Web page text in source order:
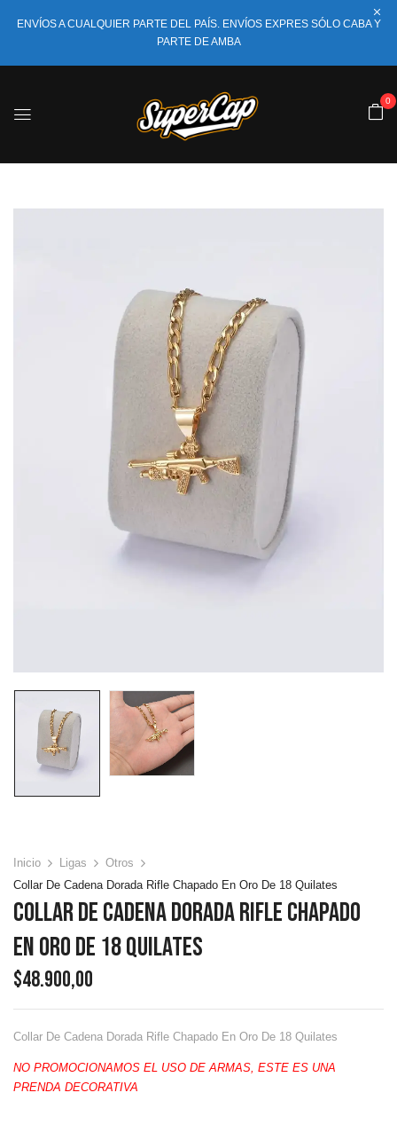
ENVÍOS A CUALQUIER PARTE DEL PAÍS. ENVÍOS EXPRES SÓLO CABA Y
PARTE DE AMBA
0
Inicio Ligas
Otros
Collar De Cadena Dorada Rifle Chapado En Oro De 18 Quilates
Collar De Cadena Dorada Rifle Chapado
En Oro De 18 Quilates
$48.900,00
Collar De Cadena Dorada Rifle Chapado En Oro De 18 Quilates
NO PROMOCIONAMOS EL USO DE ARMAS, ESTE ES UNA
PRENDA DECORATIVA